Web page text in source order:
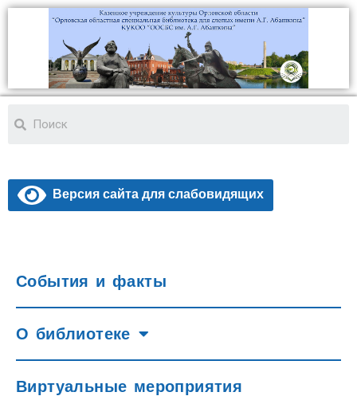
Версия сайта для слабовидящих
События и факты
О библиотеке
Виртуальные мероприятия